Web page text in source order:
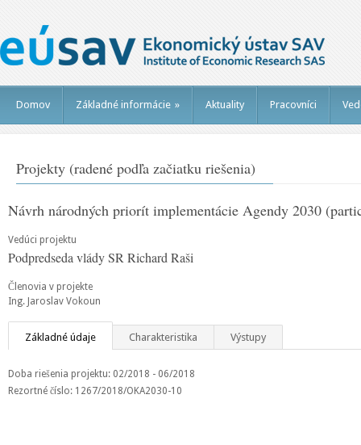
Domov Základné informácie » Aktuality Pracovníci
Projekty (radené podľa začiatku riešenia)
Návrh národných priorít implementácie Agendy 2030
Vedúci projektu
Podpredseda vlády SR Richard Raši
Členovia v projekte
Ing. Jaroslav Vokoun
Základné údaje Charakteristika Výstupy
Doba riešenia projektu: 02/2018 - 06/2018
Rezortné číslo: 1267/2018/OKA2030-10